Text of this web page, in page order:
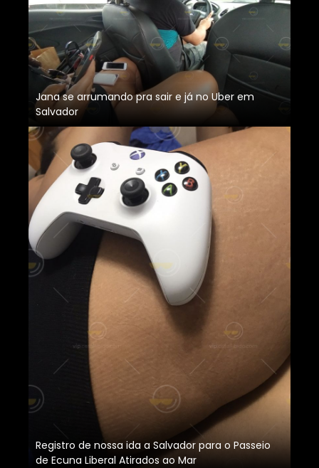
Jana se arrumando pra sair e já no Uber em
Salvador
Registro de nossa ida a Salvador para o Passeio
de Ecuna Liberal Atirados ao Mar